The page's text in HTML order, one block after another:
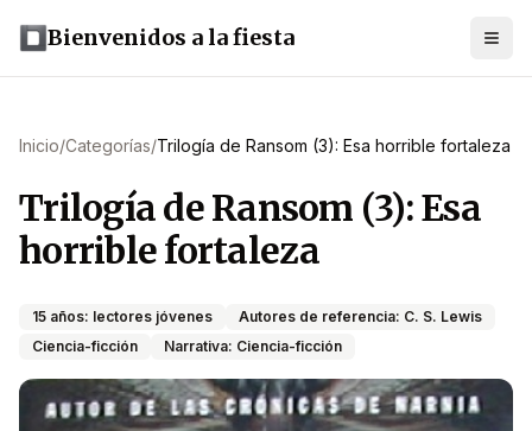
Bienvenidos a la fiesta
Inicio/Categorías/Trilogía de Ransom (3): Esa horrible fortaleza
Trilogía de Ransom (3): Esa
horrible fortaleza
15 años: lectores jóvenes
Autores de referencia: C. S. Lewis
Ciencia-ficción
Narrativa: Ciencia-ficción